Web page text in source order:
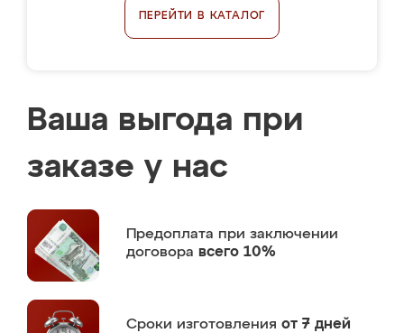
ПЕРЕЙТИ В КАТАЛОГ
Ваша выгода при
заказе у нас
Предоплата при заключении
договора всего 10%
Сроки изготовления от 7 дней